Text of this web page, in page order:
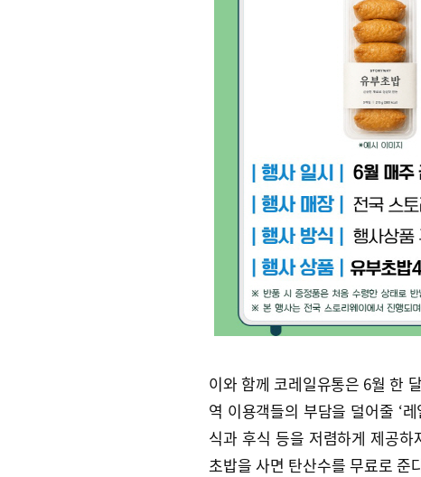
이와 함께 코레일유통은 6월 한
역 이용객들의 부담을 덜어줄 ‘
식과 후식 등을 저렴하게 제공
초밥을 사면 탄산수를 무료로 준